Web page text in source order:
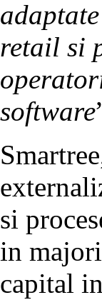
retail si
software
si
in
capital